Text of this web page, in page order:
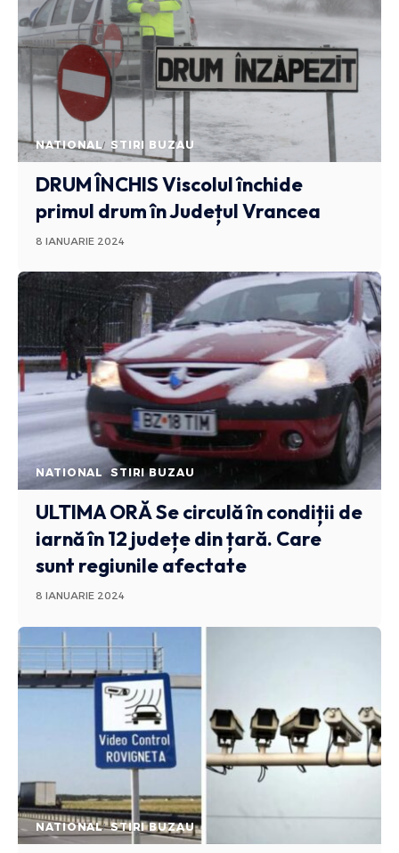
NATIONAL STIRI BUZAU
DRUM ÎNCHISViscolul închide
primul drum în Județul Vrancea
8 IANUARIE 2024
NATIONAL STIRI BUZAU
ULTIMA ORĂSe circulă în condiții de
iarnă în 12 județe din țară. Care
sunt regiunile afectate
8 IANUARIE 2024
NATIONAL STIRI BUZAU